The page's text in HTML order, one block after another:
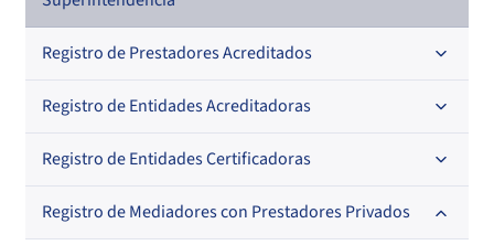
Registro de Prestadores Acreditados
Nacional
Regional
En orden alfabético
Registro de Entidades Acreditadoras
En orden alfabético
Por N° de registro
Registro de Entidades Certificadoras
Por orden alfabético
Registro de Mediadores con Prestadores Privados